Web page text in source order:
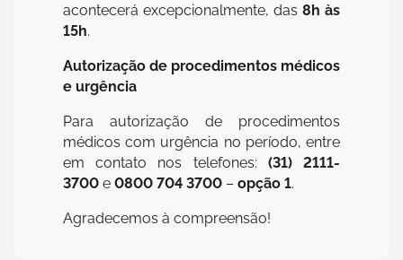
acontecerá excepcionalmente, das 8h às
15h.
Autorização de procedimentos médicos
e urgência
Para autorização de procedimentos
médicos com urgência no período, entre
em contato nos telefones: (31) 2111-
3700 e 0800 704 3700 – opção 1.
Agradecemos à compreensão!